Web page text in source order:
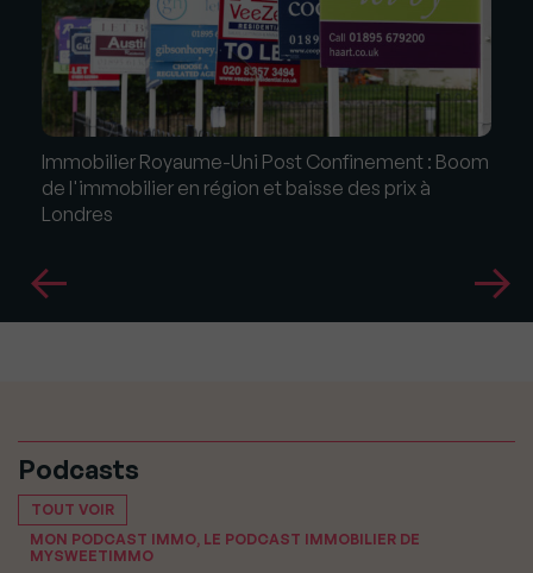
Immobilier Royaume-Uni Post Confinement : Boom
de l'immobilier en région et baisse des prix à
Londres
Podcasts
TOUT VOIR
MON PODCAST IMMO, LE PODCAST IMMOBILIER DE
MYSWEETIMMO